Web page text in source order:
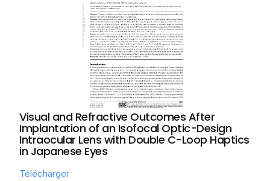
Visual and Refractive Outcomes After
Implantation of an Isofocal Optic-Design
Intraocular Lens with Double C-Loop Haptics
in Japanese Eyes
Télécharger